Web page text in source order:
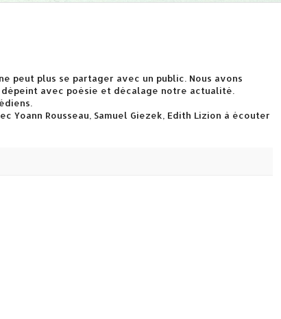
peut plus se partager avec un public. Nous avons
avec poésie et décalage notre actualité.
Rousseau, Samuel Giezek, Edith Lizion à écouter